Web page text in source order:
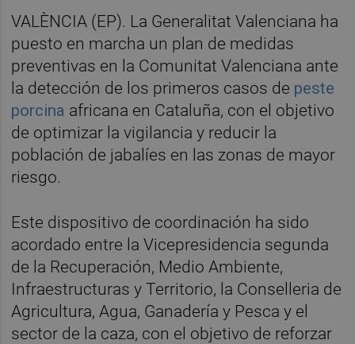
VALÈNCIA (EP). La Generalitat Valenciana ha
puesto en marcha un plan de medidas
preventivas en la Comunitat Valenciana ante
la detección de los primeros casos de peste
porcina africana en Cataluña, con el objetivo
de optimizar la vigilancia y reducir la
población de jabalíes en las zonas de mayor
riesgo.
Este dispositivo de coordinación ha sido
acordado entre la Vicepresidencia segunda
de la Recuperación, Medio Ambiente,
Infraestructuras y Territorio, la Conselleria de
Agricultura, Agua, Ganadería y Pesca y el
sector de la caza, con el objetivo de reforzar